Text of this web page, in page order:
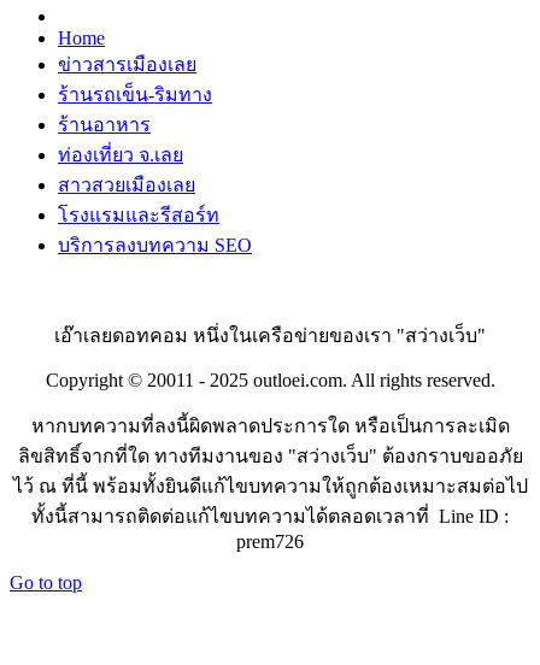
Home
ข่าวสารเมืองเลย
ร้านรถเข็น-ริมทาง
ร้านอาหาร
ท่องเที่ยว จ.เลย
สาวสวยเมืองเลย
โรงแรมและรีสอร์ท
บริการลงบทความ SEO
เอ๊าเลยดอทคอม หนึ่งในเครือข่ายของเรา "สว่างเว็บ"
Copyright © 20011 - 2025 outloei.com. All rights reserved.
หากบทความที่ลงนี้ผิดพลาดประการใด หรือเป็นการละเมิด
ลิขสิทธิ์จากที่ใด ทางทีมงานของ "สว่างเว็บ" ต้องกราบขออภัย
ไว้ ณ ที่นี้ พร้อมทั้งยินดีแก้ไขบทความให้ถูกต้องเหมาะสมต่อไป
ทั้งนี้สามารถติดต่อแก้ไขบทความได้ตลอดเวลาที่ Line ID :
prem726
Go to top